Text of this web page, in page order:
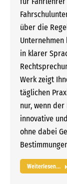
über die
Unternehmen
in klarer
Werk zeigt
täglichen
nur, wenn
innovative
ohne dabei
Weiterlesen...